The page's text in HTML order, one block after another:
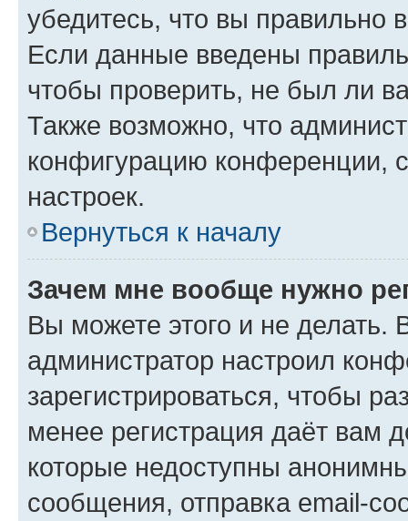
убедитесь, что вы правильно
Если данные введены
чтобы проверить, не был ли
Также возможно, что
конфигурацию конференции,
настроек.
Вернуться к началу
Зачем мне вообще нужно
Вы можете этого и не делать.
администратор настроил
зарегистрироваться, чтобы
менее регистрация даёт вам
которые недоступны
сообщения, отправка email-